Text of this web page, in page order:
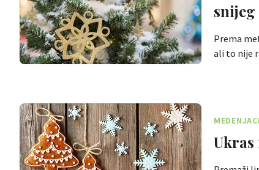
snijeg
Prema
ali to nije
MEDENJACI
Ukras